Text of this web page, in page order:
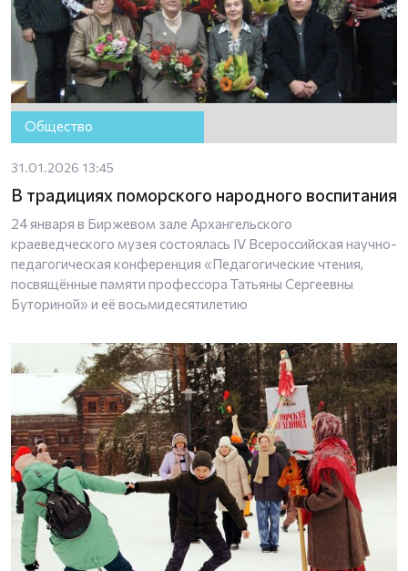
Общество
31.01.2026 13:45
В традициях поморского народного воспитания
24 января в Биржевом зале Архангельского
краеведческого музея состоялась IV Всероссийская научно-
педагогическая конференция «Педагогические чтения,
посвящённые памяти профессора Татьяны Сергеевны
Буториной» и её восьмидесятилетию